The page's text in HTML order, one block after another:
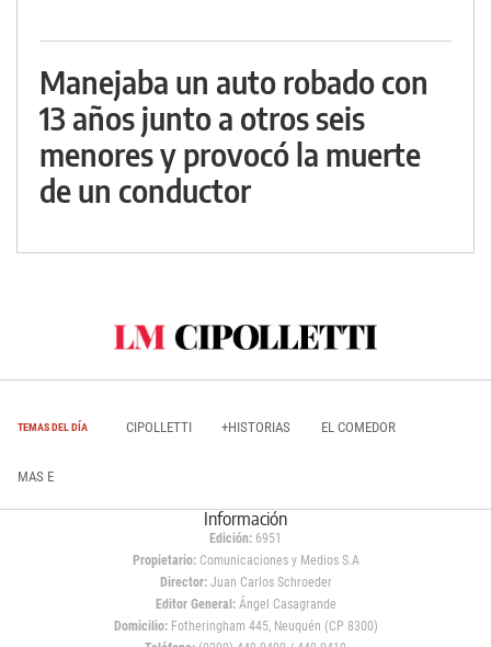
Manejaba un auto robado con
13 años junto a otros seis
menores y provocó la muerte
de un conductor
TEMAS DEL DÍA CIPOLLETTI +HISTORIAS EL COMEDOR
MAS E
Información
Edición: 6951
Propietario:Comunicaciones y Medios S.A
Director: Juan Carlos Schroeder
Editor General:Ángel Casagrande
Domicilio:Fotheringham 445, Neuquén (CP 8300)